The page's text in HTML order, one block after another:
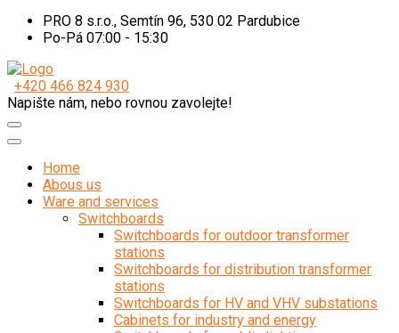
PRO 8 s.r.o., Semtín 96, 530 02 Pardubice
Po-Pá 07:00 - 15:30
+420 466 824 930
Napište nám, nebo rovnou zavolejte!
Home
Abous us
Ware and services
Switchboards
Switchboards for outdoor transformer
stations
Switchboards for distribution transformer
stations
Switchboards for HV and VHV substations
Cabinets for industry and energy